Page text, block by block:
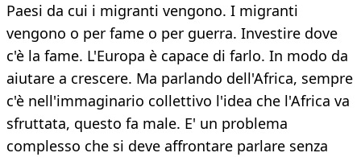
Paesi da cui i migranti vengono. I migranti
vengono o per fame o per guerra. Investire dove
c'è la fame. L'Europa è capace di farlo. In modo da
aiutare a crescere. Ma parlando dell'Africa, sempre
c'è nell'immaginario collettivo l'idea che l'Africa va
sfruttata, questo fa male. E' un problema
complesso che si deve affrontare parlare senza